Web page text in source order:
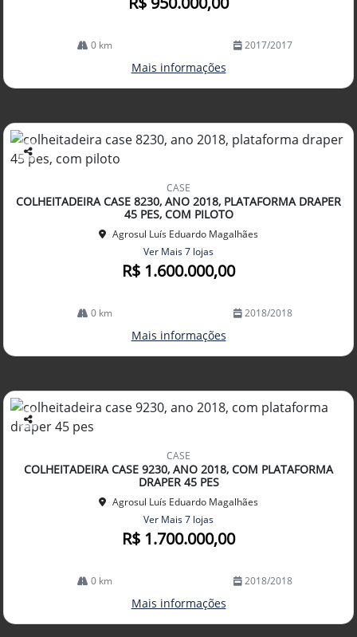
0 km 2017/2017
Mais informações
Co
arti
lhe
CASE
COLHEITADEIRA CASE 8230, ANO 2018, PLATAFORMA DRAPER
45 PES, COM PILOTO
Agrosul Luís Eduardo Magalhães
Ver Mais 7 lojas
R$ 1.600.000,00
0 km 2018/2018
Mais informações
Co
arti
lhe
CASE
COLHEITADEIRA CASE 9230, ANO 2018, COM PLATAFORMA
DRAPER 45 PES
Agrosul Luís Eduardo Magalhães
Ver Mais 7 lojas
R$ 1.700.000,00
0 km 2018/2018
Mais informações